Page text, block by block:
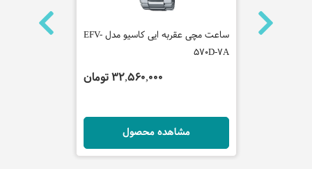
ساعت مچی
ساعت مچی عقربه ایی کاسیو مدل EFV-
570D-7A
32,560,000 تومان
مشاهده محصول